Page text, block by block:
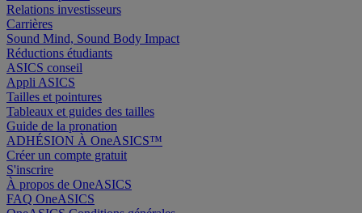
Relations investisseurs
Carrières
Sound Mind, Sound Body Impact
Réductions étudiants
ASICS conseil
Appli ASICS
Tailles et pointures
Tableaux et guides des tailles
Guide de la pronation
ADHÉSION À OneASICS™
Créer un compte gratuit
S'inscrire
À propos de OneASICS
FAQ OneASICS